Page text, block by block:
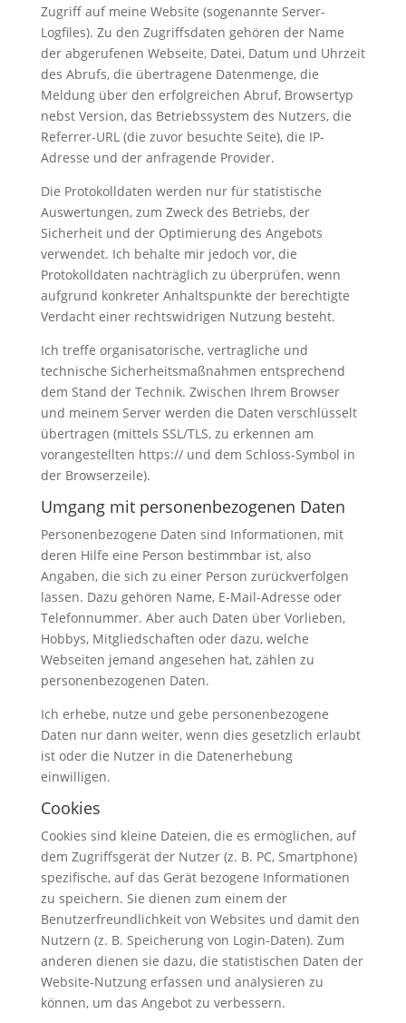
Zugriff auf meine Website (sogenannte Server-
Logfiles). Zu den Zugriffsdaten gehören der Name
der abgerufenen Webseite, Datei, Datum und Uhrzeit
des Abrufs, die übertragene Datenmenge, die
Meldung über den erfolgreichen Abruf, Browsertyp
nebst Version, das Betriebssystem des Nutzers, die
Referrer-URL (die zuvor besuchte Seite), die IP-
Adresse und der anfragende Provider.
Die Protokolldaten werden nur für statistische
Auswertungen, zum Zweck des Betriebs, der
Sicherheit und der Optimierung des Angebots
verwendet. Ich behalte mir jedoch vor, die
Protokolldaten nachträglich zu überprüfen, wenn
aufgrund konkreter Anhaltspunkte der berechtigte
Verdacht einer rechtswidrigen Nutzung besteht.
Ich treffe organisatorische, vertragliche und
technische Sicherheitsmaßnahmen entsprechend
dem Stand der Technik. Zwischen Ihrem Browser
und meinem Server werden die Daten verschlüsselt
übertragen (mittels SSL/TLS, zu erkennen am
vorangestellten https:// und dem Schloss-Symbol in
der Browserzeile).
Umgang mit personenbezogenen Daten
Personenbezogene Daten sind Informationen, mit
deren Hilfe eine Person bestimmbar ist, also
Angaben, die sich zu einer Person zurückverfolgen
lassen. Dazu gehören Name, E-Mail-Adresse oder
Telefonnummer. Aber auch Daten über Vorlieben,
Hobbys, Mitgliedschaften oder dazu, welche
Webseiten jemand angesehen hat, zählen zu
personenbezogenen Daten.
Ich erhebe, nutze und gebe personenbezogene
Daten nur dann weiter, wenn dies gesetzlich erlaubt
ist oder die Nutzer in die Datenerhebung
einwilligen.
Cookies
Cookies sind kleine Dateien, die es ermöglichen, auf
dem Zugriffsgerät der Nutzer (z. B. PC, Smartphone)
spezifische, auf das Gerät bezogene Informationen
zu speichern. Sie dienen zum einem der
Benutzerfreundlichkeit von Websites und damit den
Nutzern (z. B. Speicherung von Login-Daten). Zum
anderen dienen sie dazu, die statistischen Daten der
Website-Nutzung erfassen und analysieren zu
können, um das Angebot zu verbessern.